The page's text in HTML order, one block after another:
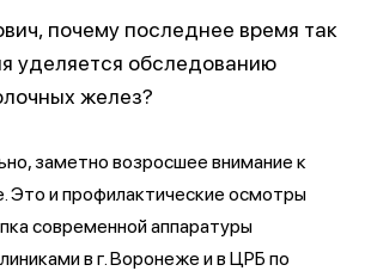
почему последнее время так
уделяется обследованию
желез?
заметно возросшее внимание к
Это и профилактические осмотры
современной аппаратуры
в г. Воронеже и в ЦРБ по